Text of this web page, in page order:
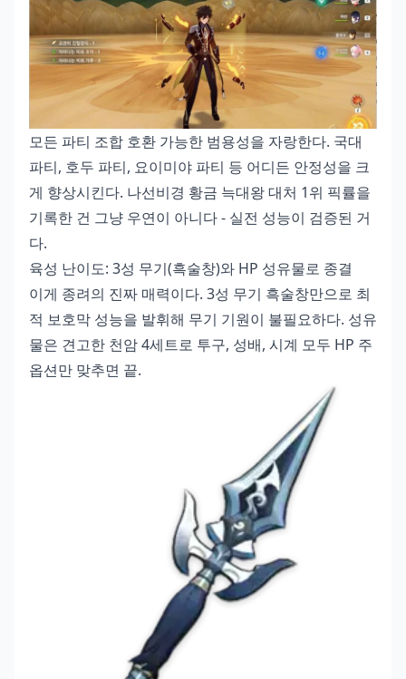
모든 파티 조합 호환 가능한 범용성을 자랑한다. 국대
파티, 호두 파티, 요이미야 파티 등 어디든 안정성을 크
게 향상시킨다. 나선비경 황금 늑대왕 대처 1위 픽률을
기록한 건 그냥 우연이 아니다 - 실전 성능이 검증된 거
다.
육성 난이도: 3성 무기(흑술창)와 HP 성유물로 종결
이게 종려의 진짜 매력이다. 3성 무기 흑술창만으로 최
적 보호막 성능을 발휘해 무기 기원이 불필요하다. 성유
물은 견고한 천암 4세트로 투구, 성배, 시계 모두 HP 주
옵션만 맞추면 끝.